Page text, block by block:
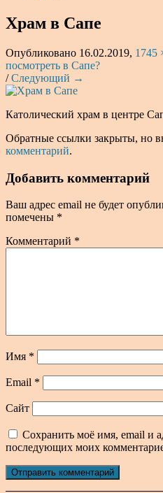
Храм в Сапе
Опубликовано 16.02.2019, 1745
посмотреть в Сапе?
/Следующий →
Католический храм в центре
Обратные ссылки закрыты, но
комментарий.
Добавить комментарий
Ваш адрес email не будет
помечены *
Комментарий *
Имя *
Email *
Сайт
Сохранить моё имя, email и
последующих моих